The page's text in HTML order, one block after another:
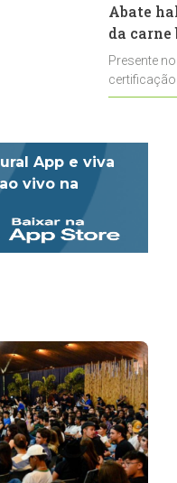
Abate
da
Presente
App e viva
vivo na